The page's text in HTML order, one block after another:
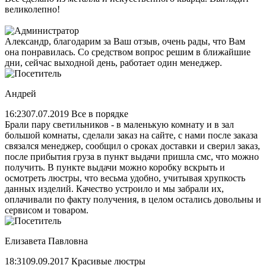
великолепно!
Александр, благодарим за Ваш отзыв, очень рады, что Вам
она понравилась. Со средством вопрос решим в ближайшие
дни, сейчас выходной день, работает один менеджер.
Андрей
16:2307.07.2019 Все в порядке
Брали пару светильников - в маленькую комнату и в зал
большой комнаты, сделали заказ на сайте, с нами после заказа
связался менеджер, сообщил о сроках доставки и сверил заказ,
после прибытия груза в пункт выдачи пришла смс, что можно
получить. В пункте выдачи можно коробку вскрыть и
осмотреть люстры, что весьма удобно, учитывая хрупкость
данных изделий. Качество устроило и мы забрали их,
оплачивали по факту получения, в целом остались довольны и
сервисом и товаром.
Елизавета Павловна
18:3109.09.2017 Красивые люстры